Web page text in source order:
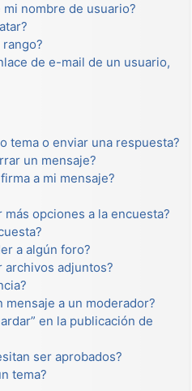
mi nombre de usuario?
de e-mail de un usuario,
tema o enviar una respuesta?
un mensaje?
a mi mensaje?
opciones a la encuesta?
a algún foro?
archivos adjuntos?
a un moderador?
en la publicación de
ser aprobados?
tema?